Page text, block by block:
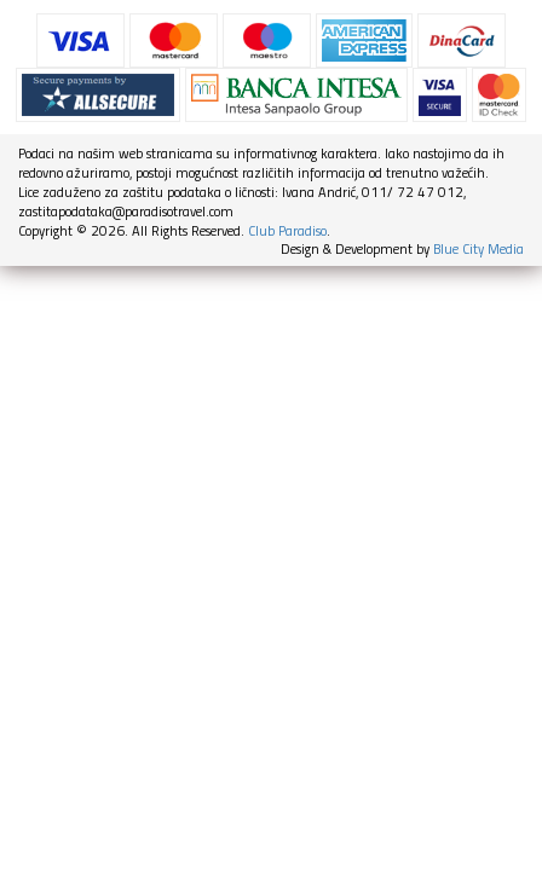
Podaci na našim web stranicama su informativnog karaktera. Iako nastojimo da ih
redovno ažuriramo, postoji mogućnost različitih informacija od trenutno važećih.
Lice zaduženo za zaštitu podataka o ličnosti: Ivana Andrić, 011/ 72 47 012,
zastitapodataka@paradisotravel.com
Copyright © 2026. All Rights Reserved. Club Paradiso.
Design & Development by Blue City Media